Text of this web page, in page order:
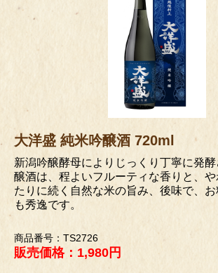
大洋盛 純米吟醸酒 720ml
新潟吟醸酵母によりじっくり丁寧に発
醸酒は、程よいフルーティな香りと、
たりに続く自然な米の旨み、後味で、
も秀逸です。
商品番号：TS2726
販売価格：1,980円